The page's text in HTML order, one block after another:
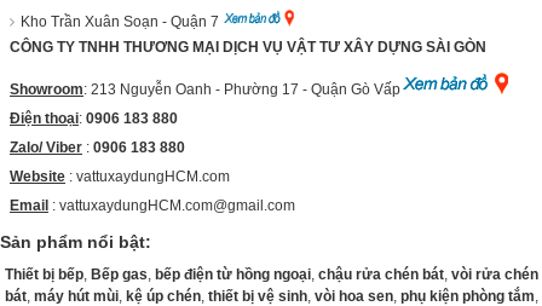
Kho Trần Xuân Soạn - Quận 7
CÔNG TY TNHH THƯƠNG MẠI DỊCH VỤ VẬT TƯ XÂY DỰNG SÀI GÒN
Showroom: 213 Nguyễn Oanh - Phường 17 - Quận Gò Vấp
Điện thoại: 0906 183 880
Zalo/ Viber : 0906 183 880
Website : vattuxaydungHCM.com
Email : vattuxaydungHCM.com@gmail.com
Sản phẩm nổi bật:
Thiết bị bếp, Bếp gas, bếp điện từ hồng ngoại, chậu rửa chén bát, vòi rửa chén
bát, máy hút mùi, kệ úp chén, thiết bị vệ sinh, vòi hoa sen, phụ kiện phòng tắm,